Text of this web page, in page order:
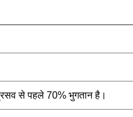
से पहले 70% भुगतान है।